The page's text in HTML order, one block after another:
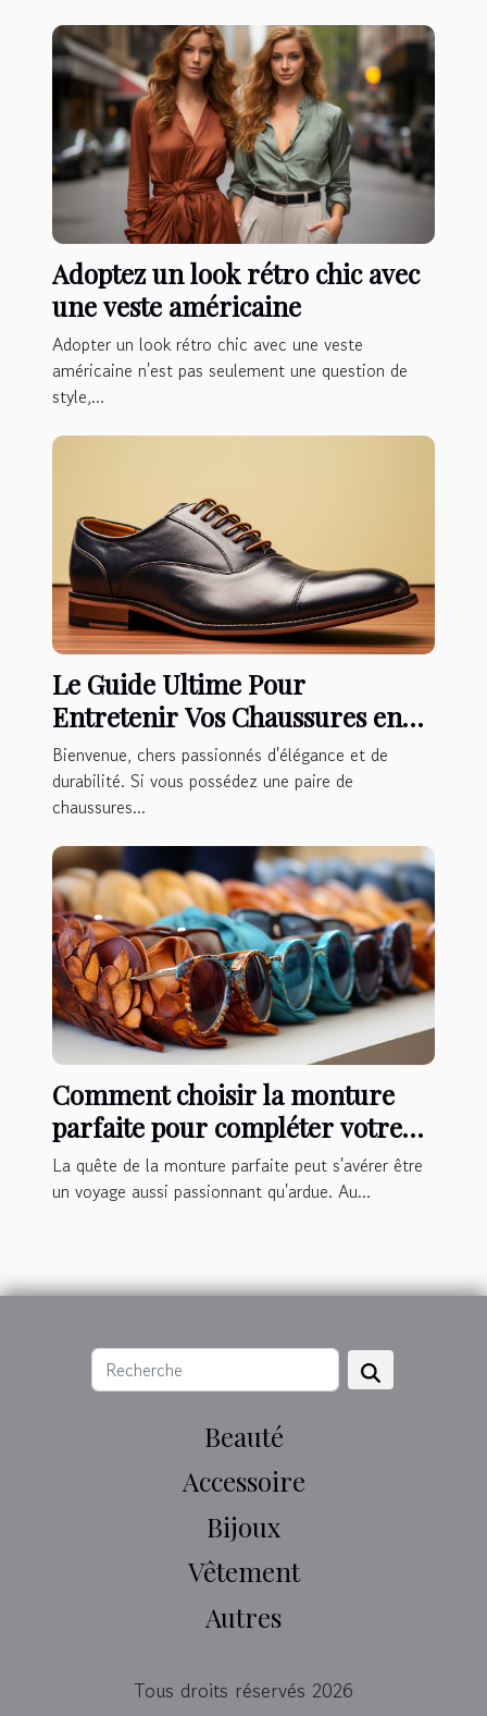
Adoptez un look rétro chic avec
une veste américaine
Adopter un look rétro chic avec une veste
américaine n'est pas seulement une question de
style,...
Le Guide Ultime Pour
Entretenir Vos Chaussures en
Cuir
Bienvenue, chers passionnés d'élégance et de
durabilité. Si vous possédez une paire de
chaussures...
Comment choisir la monture
parfaite pour compléter votre
style
La quête de la monture parfaite peut s'avérer être
un voyage aussi passionnant qu'ardue. Au...
Beauté
Accessoire
Bijoux
Vêtement
Autres
Tous droits réservés 2026